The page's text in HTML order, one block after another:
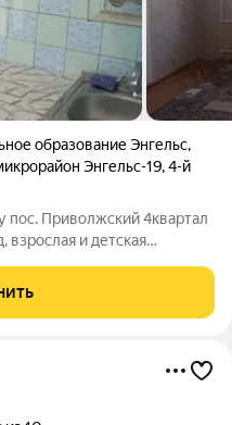
образование Энгельс,
Энгельс-19,4-й
Приволжский 4квартал
взрослая и детская
и в ванной,